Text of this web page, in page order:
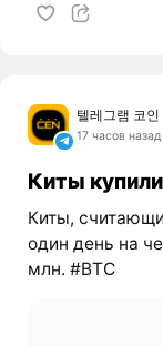
텔레그램 코
17 часов назад
Киты
Киты,
один день на
млн. #BTC